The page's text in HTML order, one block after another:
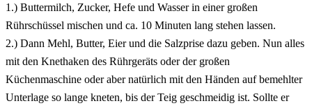
1.) Buttermilch, Zucker, Hefe und Wasser in einer großen
Rührschüssel mischen und ca. 10 Minuten lang stehen lassen.
2.) Dann Mehl, Butter, Eier und die Salzprise dazu geben. Nun alles
mit den Knethaken des Rührgeräts oder der großen
Küchenmaschine oder aber natürlich mit den Händen auf bemehlter
Unterlage so lange kneten, bis der Teig geschmeidig ist. Sollte er